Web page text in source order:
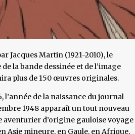
Jacques Martin (1921-2010), le
la bande dessinée et de l’image
plus de 150 œuvres originales.
l’année de la naissance du journal
1948 apparaît un tout nouveau
aventurier d’origine gauloise voyage
Asie mineure, en Gaule, en Afrique,